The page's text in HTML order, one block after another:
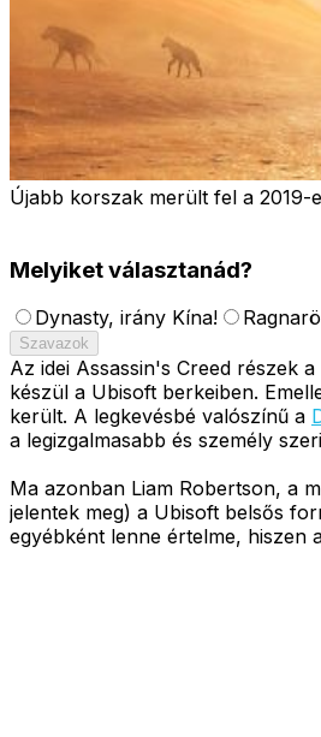
Újabb korszak merült fel a 2019-
Melyiket választanád?
Dynasty, irány Kína!
Szavazok
Az idei Assassin's Creed részek
készül a Ubisoft berkeiben.
került. A legkevésbé valószínű a
a legizgalmasabb és személy
Ma azonban Liam Robertson, a
jelentek meg) a Ubisoft belsős
egyébként lenne értelme, hiszen